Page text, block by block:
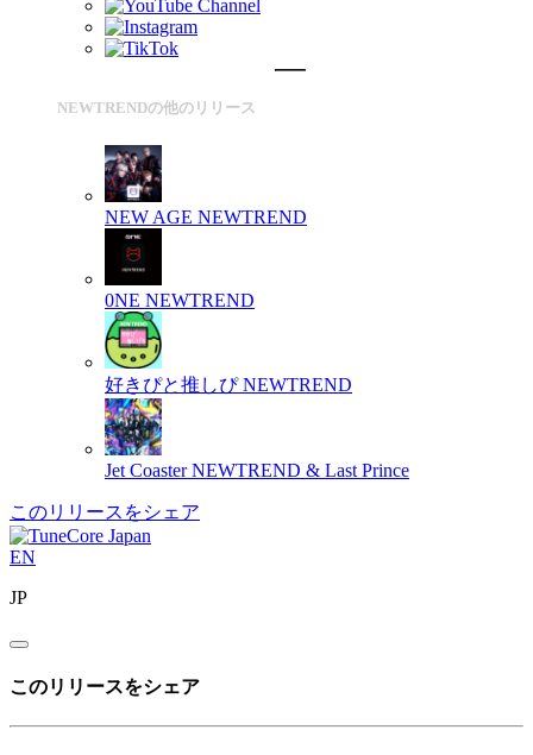
NEWTRENDの他のリリース
NEW AGE NEWTREND
0NE NEWTREND
好きぴと推しぴ NEWTREND
Jet Coaster NEWTREND & Last Prince
このリリースをシェア
EN
JP
このリリースをシェア